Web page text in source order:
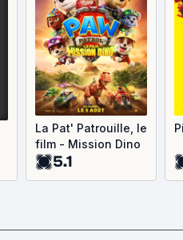
La Pat' Patrouille, le
film - Mission Dino
5.1